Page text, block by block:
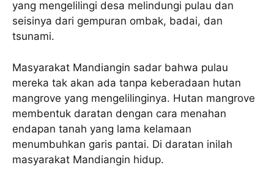
yang mengelilingi desa melindungi pulau dan
seisinya dari gempuran ombak, badai, dan
tsunami.
Masyarakat Mandiangin sadar bahwa pulau
mereka tak akan ada tanpa keberadaan hutan
mangrove yang mengelilinginya. Hutan mangrove
membentuk daratan dengan cara menahan
endapan tanah yang lama kelamaan
menumbuhkan garis pantai. Di daratan inilah
masyarakat Mandiangin hidup.